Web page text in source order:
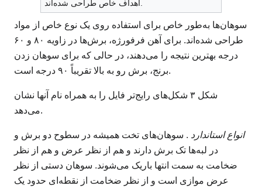
سوهان‌ها به‌طور خاص برای استفاده روی یک نوع خاص از مواد
طراحی شده‌اند. برای آهن فرفورژه، برش‌ها در زاویه ۸۰ و ۶۰
درجه بهترین نتیجه را می‌دهند، در حالی که برای سوهان زدن
برنج، برش رو به بالا تقریباً ۹۰ درجه است.
شکل ۳ شکل‌های رایج‌تر فایل را به همراه نام آنها نشان
می‌دهد.
انواع استاندارد . سوهان‌های تخت همیشه در سطوح دو برش و
در لبه‌ها تک برش دارند و هم از نظر عرض و هم از نظر
ضخامت به سمت انتها باریک می‌شوند. سوهان دستی از نظر
عرض موازی است و از نظر ضخامت از نقطه‌ای حدود یک